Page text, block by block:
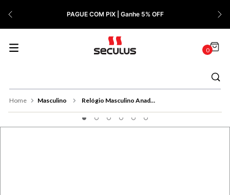
PAGUE COM PIX | Ganhe 5% OFF
0
Masculino Relógio Masculino Anadigi Aço Dourado
9º